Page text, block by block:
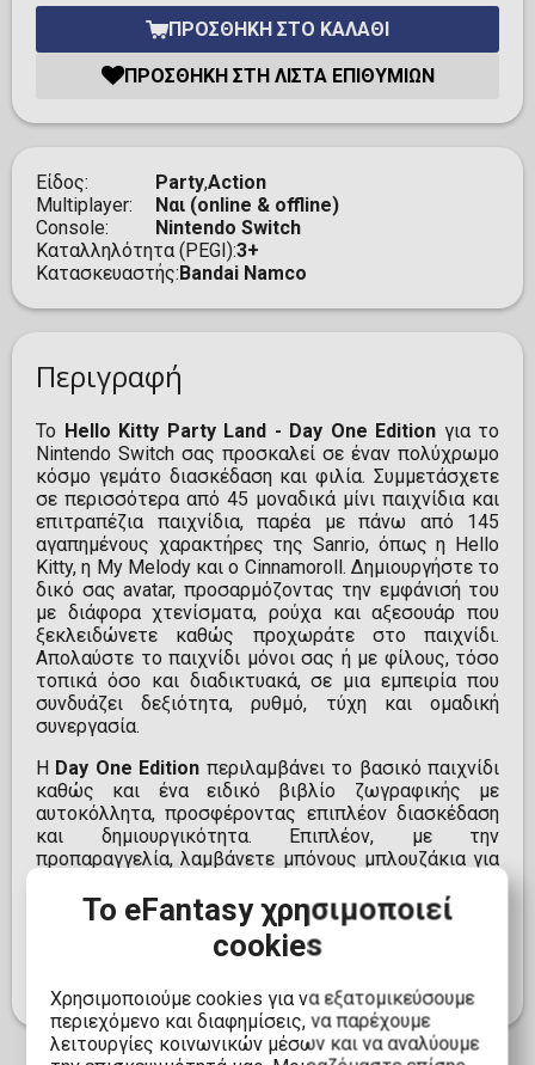
ΠΡΟΣΘΉΚΗ ΣΤΟ ΚΑΛΆΘΙ
ΠΡΟΣΘΉΚΗ ΣΤΗ ΛΊΣΤΑ ΕΠΙΘΥΜΙΏΝ
Είδος Party,Action
Multiplayer
Ναι (online & offline)
Console
Nintendo Switch
Καταλληλότητα (PEGI)3+
Κατασκευαστής Bandai Namco
Περιγραφή
Το Hello Kitty Party Land - Day One Edition για το
Nintendo Switch σας προσκαλεί σε έναν πολύχρωμο
κόσμο γεμάτο διασκέδαση και φιλία. Συμμετάσχετε
σε περισσότερα από 45 μοναδικά μίνι παιχνίδια και
επιτραπέζια παιχνίδια, παρέα με πάνω από 145
αγαπημένους χαρακτήρες της Sanrio, όπως η Hello
Kitty, η My Melody και ο Cinnamoroll. Δημιουργήστε το
δικό σας avatar, προσαρμόζοντας την εμφάνισή του
με διάφορα χτενίσματα, ρούχα και αξεσουάρ που
ξεκλειδώνετε καθώς προχωράτε στο παιχνίδι.
Απολαύστε το παιχνίδι μόνοι σας ή με φίλους, τόσο
τοπικά όσο και διαδικτυακά, σε μια εμπειρία που
συνδυάζει δεξιότητα, ρυθμό, τύχη και ομαδική
συνεργασία.
Η Day One Edition περιλαμβάνει το βασικό παιχνίδι
καθώς και ένα ειδικό βιβλίο ζωγραφικής με
αυτοκόλλητα, προσφέροντας επιπλέον διασκέδαση
και δημιουργικότητα. Επιπλέον, με την
προπαραγγελία, λαμβάνετε μπόνους μπλουζάκια για
με 80 επιλογές χαρακτήρων. Ετοιμαστείτε να
εξερευνήσετε το μαγευτικό κόσμο του Party Land και
να δημιουργήσετε αξέχαστες στιγμές με τους
Το eFantasy χρησιμοποιεί
cookies
Χρησιμοποιούμε cookies για να εξατομικεύσουμε
περιεχόμενο και διαφημίσεις, να παρέχουμε
λειτουργίες κοινωνικών μέσων και να αναλύουμε